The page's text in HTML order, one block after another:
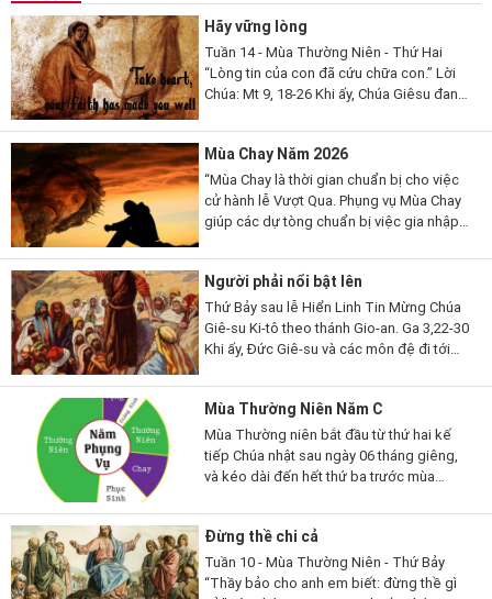
Hãy vững lòng
Tuần 14 - Mùa Thường Niên - Thứ Hai
“Lòng tin của con đã cứu chữa con.” Lời
Chúa: Mt 9, 18-26 Khi ấy, Chúa Giêsu đang
mà thưa...
Mùa Chay Năm 2026
“Mùa Chay là thời gian chuẩn bị cho việc
cử hành lễ Vượt Qua. Phụng vụ Mùa Chay
giúp các dự tòng chuẩn bị việc gia nhập
Chay cũng là thời gian...
Người phải nổi bật lên
Thứ Bảy sau lễ Hiển Linh Tin Mừng Chúa
Giê-su Ki-tô theo thánh Gio-an. Ga 3,22-30
Khi ấy, Đức Giê-su và các môn đệ đi tới
ông và làm phép rửa. Còn...
Mùa Thường Niên Năm C
Mùa Thường niên bắt đầu từ thứ hai kế
tiếp Chúa nhật sau ngày 06 tháng giêng,
và kéo dài đến hết thứ ba trước mùa
nhật lễ Hiện xuống và...
Đừng thề chi cả
Tuần 10 - Mùa Thường Niên - Thứ Bảy
“Thầy bảo cho anh em biết: đừng thề gì